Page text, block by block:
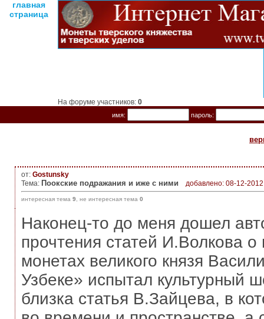
главная
страница
На форуме участников: 0
имя: пароль:
от: Gostunsky
Тема: Поокские подражания и иже с ними добавлено: 08-12-
интересная тема 9 , не интересная тема 0
Наконец-то до меня дошел
прочтения статей И.Волкова
монетах великого князя
Узбеке» испытал
близка статья В.Зайцева, в